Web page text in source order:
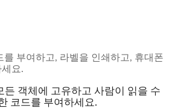
를 부여하고, 라벨을 인쇄하고, 휴대폰
요.
든 객체에 고유하고 사람이 읽을 수
코드를 부여하세요.